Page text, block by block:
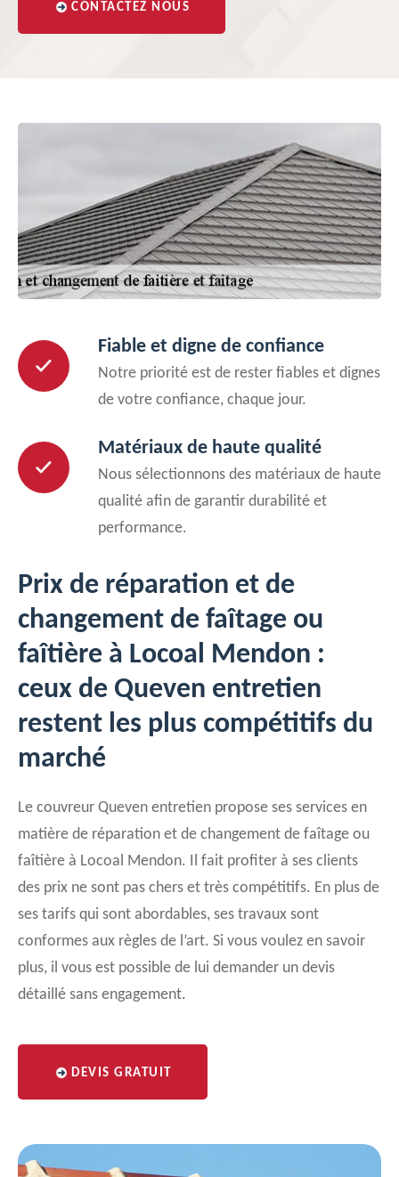
CONTACTEZ NOUS
Fiable et digne de confiance
Notre priorité est de rester fiables et dignes
de votre confiance, chaque jour.
Matériaux de haute qualité
Nous sélectionnons des matériaux de haute
qualité afin de garantir durabilité et
performance.
Prix de réparation et de
changement de faîtage ou
faîtière à Locoal Mendon :
ceux de Queven entretien
restent les plus compétitifs du
marché
Le couvreur Queven entretien propose ses services en
matière de réparation et de changement de faîtage ou
faîtière à Locoal Mendon. Il fait profiter à ses clients
des prix ne sont pas chers et très compétitifs. En plus de
ses tarifs qui sont abordables, ses travaux sont
conformes aux règles de l’art. Si vous voulez en savoir
plus, il vous est possible de lui demander un devis
détaillé sans engagement.
DEVIS GRATUIT